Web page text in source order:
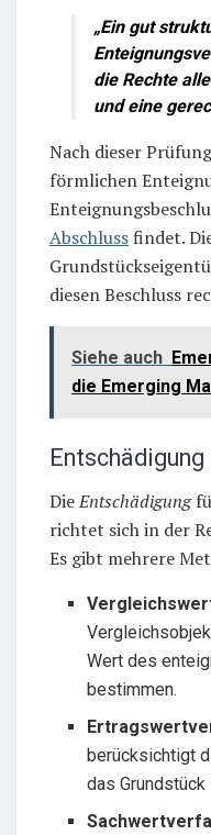
„Ein gut
die Rechte
und eine
Nach dieser
förmlichen
Abschlussfindet.
diesen Beschluss
Siehe auch
die Emerging
DieEntschädigung
richtet sich in der
Es gibt mehrere
Wert des
bestimmen.
berücksichtigt
das